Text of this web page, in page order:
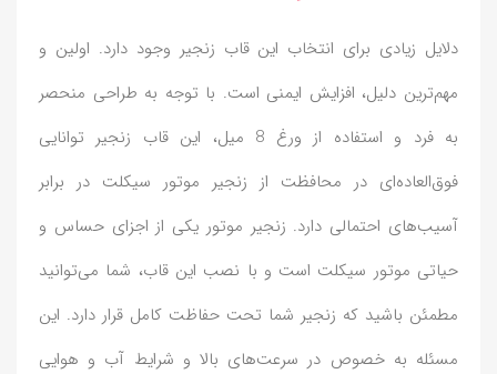
دلایل زیادی برای انتخاب این قاب زنجیر وجود دارد. اولین و
مهم‌ترین دلیل، افزایش ایمنی است. با توجه به طراحی منحصر
به فرد و استفاده از ورغ 8 میل، این قاب زنجیر توانایی
فوق‌العاده‌ای در محافظت از زنجیر موتور سیکلت در برابر
آسیب‌های احتمالی دارد. زنجیر موتور یکی از اجزای حساس و
حیاتی موتور سیکلت است و با نصب این قاب، شما می‌توانید
مطمئن باشید که زنجیر شما تحت حفاظت کامل قرار دارد. این
مسئله به خصوص در سرعت‌های بالا و شرایط آب و هوایی